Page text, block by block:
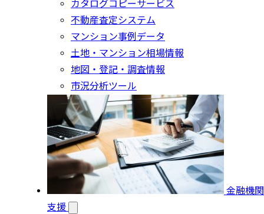
カタログコピーサービス
不動産査定システム
マンション事例データ
土地・マンション相場情報
地図・登記・調査情報
市況分析ツール
金融機関
支援